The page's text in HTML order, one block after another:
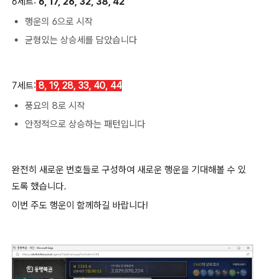
행운의 6으로 시작
균형있는 상승세를 담았습니다
7세트: 8, 19, 28, 33, 40, 44
풍요의 8로 시작
안정적으로 상승하는 패턴입니다
완전히 새로운 번호들로 구성하여 새로운 행운을 기대해볼 수 있
도록 했습니다.
이번 주도 행운이 함께하길 바랍니다!